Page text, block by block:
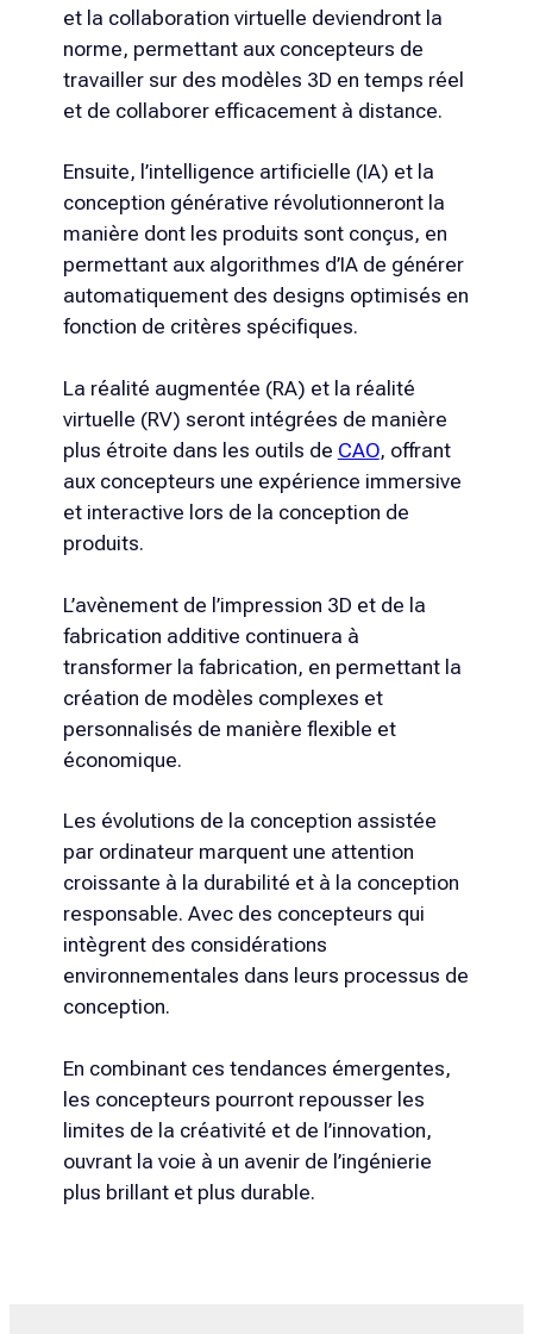
et la collaboration virtuelle deviendront la
norme, permettant aux concepteurs de
travailler sur des modèles 3D en temps réel
et de collaborer efficacement à distance.
Ensuite, l’intelligence artificielle (IA) et la
conception générative révolutionneront la
manière dont les produits sont conçus, en
permettant aux algorithmes d’IA de générer
automatiquement des designs optimisés en
fonction de critères spécifiques.
La réalité augmentée (RA) et la réalité
virtuelle (RV) seront intégrées de manière
plus étroite dans les outils de CAO, offrant
aux concepteurs une expérience immersive
et interactive lors de la conception de
produits.
L’avènement de l’impression 3D et de la
fabrication additive continuera à
transformer la fabrication, en permettant la
création de modèles complexes et
personnalisés de manière flexible et
économique.
Les évolutions de la conception assistée
par ordinateur marquent une attention
croissante à la durabilité et à la conception
responsable. Avec des concepteurs qui
intègrent des considérations
environnementales dans leurs processus de
conception.
En combinant ces tendances émergentes,
les concepteurs pourront repousser les
limites de la créativité et de l’innovation,
ouvrant la voie à un avenir de l’ingénierie
plus brillant et plus durable.